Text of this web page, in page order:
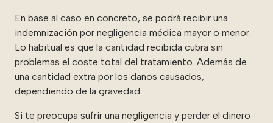
En base al caso en concreto, se podrá recibir una
indemnización por negligencia médica mayor o menor.
Lo habitual es que la cantidad recibida cubra sin
problemas el coste total del tratamiento. Además de
una cantidad extra por los daños causados,
dependiendo de la gravedad.
Si te preocupa sufrir una negligencia y perder el dinero